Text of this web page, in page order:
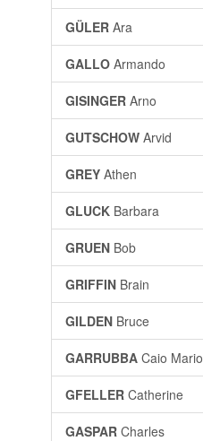
GÜLER Ara
GALLO Armando
GISINGER Arno
GUTSCHOW Arvid
GREY Athen
GLUCK Barbara
GRUEN Bob
GRIFFIN Brain
GILDEN Bruce
GARRUBBA Caio Mario
GFELLER Catherine
GASPAR Charles